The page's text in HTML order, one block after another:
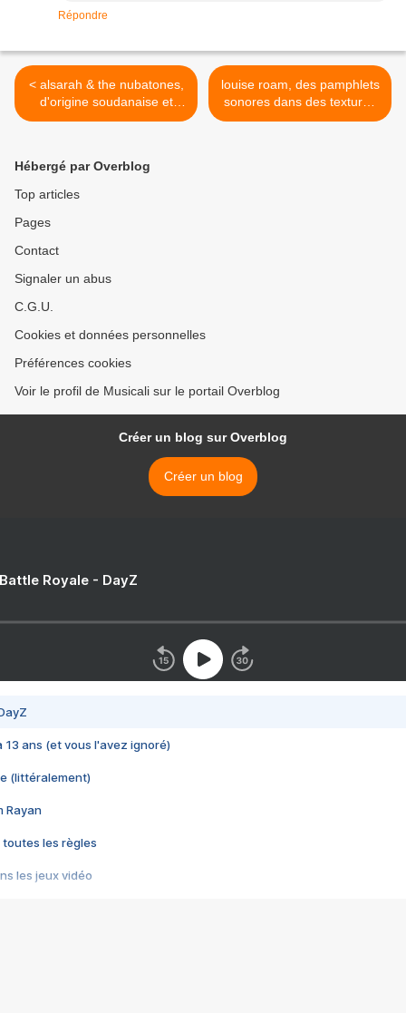
Répondre
< alsarah & the nubatones,
d'origine soudanaise et
ethnomusicologue avec son
louise roam, des pamphlets
sonores dans des textures
riches au nom d'aurélie
Hébergé par Overblog
Top articles
Pages
Contact
Signaler un abus
C.G.U.
Cookies et données personnelles
Préférences cookies
Voir le profil de Musicali sur le portail Overblog
Créer un blog sur Overblog
Créer un blog
Royale - DayZ
13 ans (et vous l'avez ignoré)
(littéralement)
Rayan
toutes les règles
les jeux vidéo